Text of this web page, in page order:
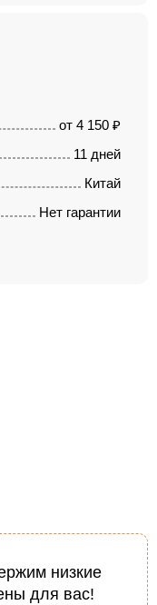
от 4 150 ₽
11 дней
Китай
Нет гарантии
низкие
для вас!